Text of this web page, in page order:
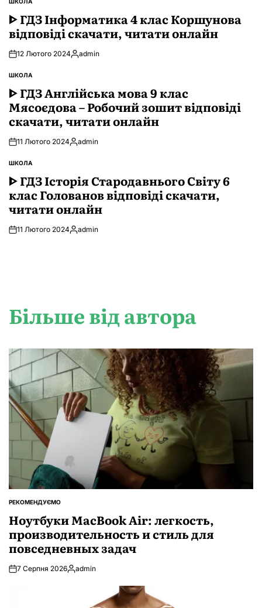
ОПУБЛІКУВАТИ
Уᐈ ГДЗ Інформатика 4 клас Коршунова
відповіді скачати, читати онлайн
12 Лютого 2024Опубліковано
admin
ОПУБЛІКУВАТИ
У
ШКОЛА
ᐈ ГДЗ Англійська мова 9 клас
Мясоєдова – Робочий зошит відповіді
скачати, читати онлайн
11 Лютого 2024Опубліковано
admin
ОПУБЛІКУВАТИ
У
ШКОЛА
ᐈ ГДЗ Історія Стародавнього Свiту 6
клас Голованов відповіді скачати,
читати онлайн
11 Лютого 2024Опубліковано
admin
Більше від автора
ОПУБЛІКУВАТИ
РЕКОМЕНДУЄМО
Ноутбуки MacBook Air: легкость,
производительность и стиль для
повседневных задач
7 Серпня 2026Опубліковано
admin